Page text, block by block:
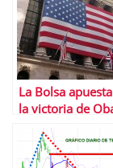
La Bolsa
la victoria de
pero si gana
habrÃ¡ nuevo